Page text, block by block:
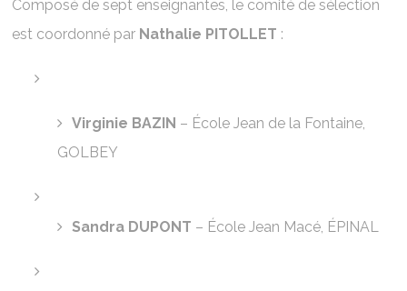
Composé de sept enseignantes, le comité de sélection
est coordonné par Nathalie PITOLLET :
Virginie BAZIN – École Jean de la Fontaine,
GOLBEY
Sandra DUPONT – École Jean Macé, ÉPINAL